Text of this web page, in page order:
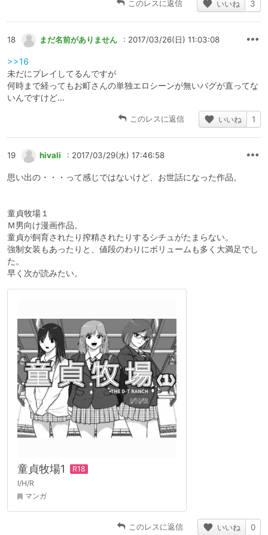
このレスに返信 いいね 3
18 まだ名前がありません : 2017/03/26(日) 11:03:08
>>16
未だにプレイしてるんですが
何時まで経ってもお町さんの単独エロシーンが無いバグが直ってな
いんですけど…
このレスに返信 いいね 1
19 hivali : 2017/03/29(水) 17:46:58
思い出の・・・って感じではないけど、お世話になった作品。
童貞牧場１
Ｍ男向け漫画作品。
童貞が飼育されたり搾精されたりするシチュがたまらない。
強制女装もあったりと、値段のわりにボリュームも多く大満足でし
た。
早く次が読みたい。
童貞牧場1
I/H/R
マンガ
このレスに返信 いいね 0